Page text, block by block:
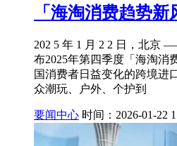
「海淘消费趋势
202 5 年 1 月 2 2 日，北京
布2025年第四季度「海淘消
国消费者日益变化的跨境进
众潮玩、户外、个护到
要闻中心 时间：2026-01-22